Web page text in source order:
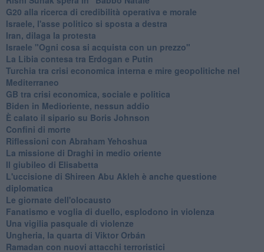
G20 alla ricerca di credibilità operativa e morale
Israele, l'asse politico si sposta a destra
Iran, dilaga la protesta
Israele "Ogni cosa si acquista con un prezzo"
La Libia contesa tra Erdogan e Putin
Turchia tra crisi economica interna e mire geopolitiche nel
Mediterraneo
GB tra crisi economica, sociale e politica
Biden in Medioriente, nessun addio
È calato il sipario su Boris Johnson
Confini di morte
Riflessioni con Abraham Yehoshua
La missione di Draghi in medio oriente
Il giubileo di Elisabetta
L'uccisione di Shireen Abu Akleh è anche questione
diplomatica
Le giornate dell'olocausto
Fanatismo e voglia di duello, esplodono in violenza
Una vigilia pasquale di violenze
Ungheria, la quarta di Viktor Orbán
Ramadan con nuovi attacchi terroristici